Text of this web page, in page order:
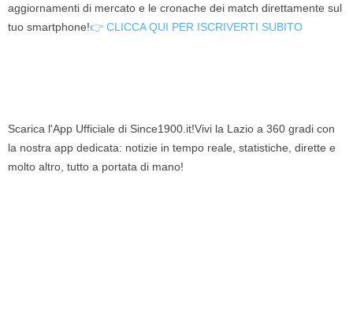
aggiornamenti di mercato e le cronache dei match direttamente sul
tuo smartphone!👉 CLICCA QUI PER ISCRIVERTI SUBITO
Scarica l'App Ufficiale di Since1900.it!Vivi la Lazio a 360 gradi con
la nostra app dedicata: notizie in tempo reale, statistiche, dirette e
molto altro, tutto a portata di mano!